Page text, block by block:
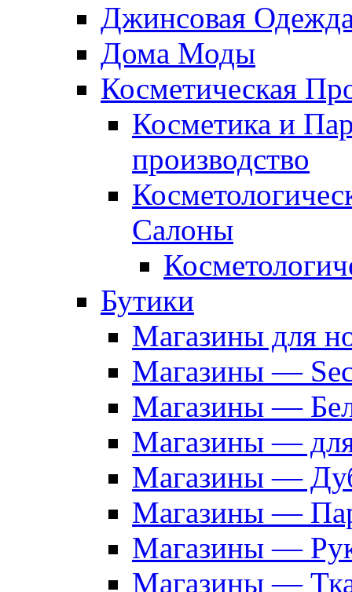
Джинсовая
Дома Моды
Косметическая
Косметика и
производство
Салоны
Бутики
Магазины для
Магазины —
Магазины —
Магазины —
Магазины —
Магазины —
Магазины —
Магазины —